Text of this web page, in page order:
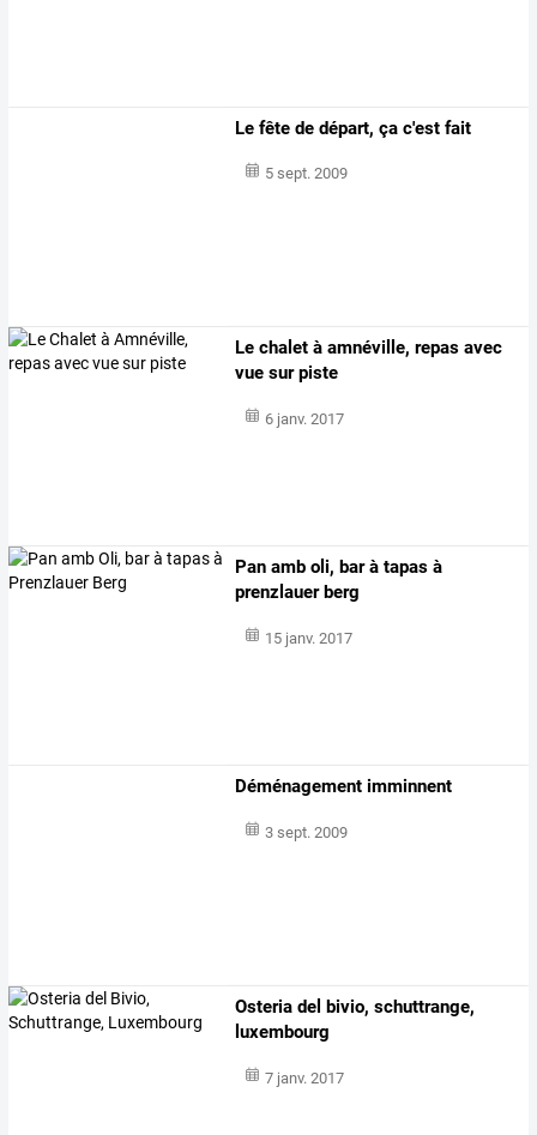
Le fête de départ, ça c'est fait
5 sept. 2009
Le chalet à amnéville, repas avec
vue sur piste
6 janv. 2017
Pan amb oli, bar à tapas à
prenzlauer berg
15 janv. 2017
Déménagement imminnent
3 sept. 2009
Osteria del bivio, schuttrange,
luxembourg
7 janv. 2017